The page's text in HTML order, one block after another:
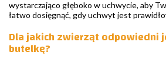
wystarczająco głęboko w uchwycie, aby
łatwo dosięgnąć, gdy uchwyt jest
Dla jakich zwierząt odpowiedni
butelkę?